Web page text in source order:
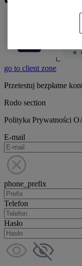
go to client zone
Przetestuj bezpłatne
Rodo section
Polityka Prywatności
E-mail
phone_prefix
Telefon
Hasło